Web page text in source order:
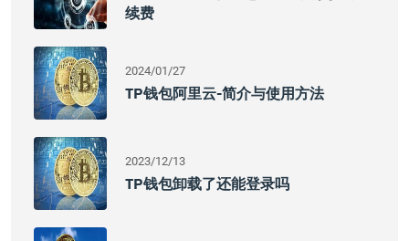
续费
2024/01/27
TP钱包阿里云-简介与使用方法
2023/12/13
TP钱包卸载了还能登录吗